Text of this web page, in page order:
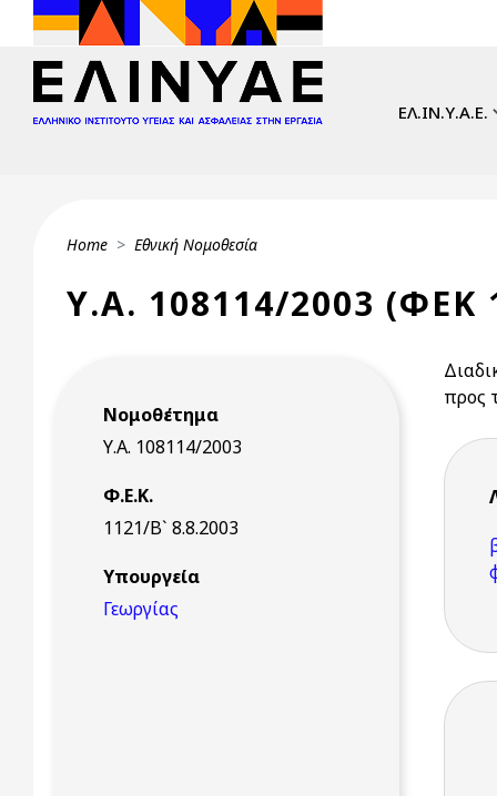
Skip to main content
ΕΛ.ΙΝ.Υ.Α.Ε.
Breadcrumb
Home Εθνική Νομοθεσία
Υ.Α. 108114/2003 (ΦΕΚ
Νομοθέτημα
Υ.Α. 108114/2003
Φ.Ε.Κ.
1121/Β` 8.8.2003
Υπουργεία
Γεωργίας
προς